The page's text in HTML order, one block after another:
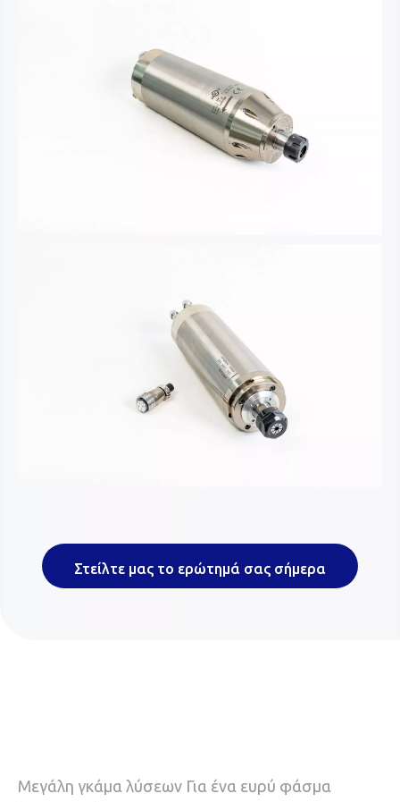
Στείλτε μας το ερώτημά σας σήμερα
Μεγάλη γκάμα λύσεων Για ένα ευρύ φάσμα